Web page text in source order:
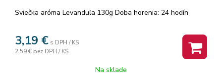
Sviečka aróma Levanduľa 130g Doba horenia: 24 hodín
3,19 € s DPH / KS
2,59 € bez DPH / KS
Na sklade